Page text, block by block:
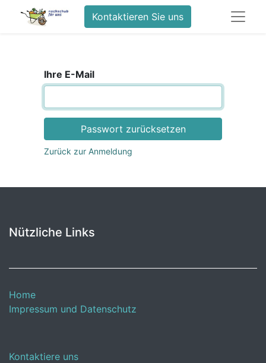
Kontaktieren Sie uns
Ihre E-Mail
Passwort zurücksetzen
Zurück zur Anmeldung
Nützliche Links
Home
Impressum und Datenschutz
Kontaktiere uns